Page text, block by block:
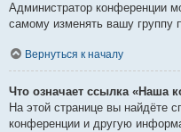
Администратор конференции
самому изменять вашу
Вернуться к началу
Что означает ссылка «Наша
На этой странице вы найдёте
конференции и другую